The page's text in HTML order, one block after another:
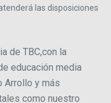
las disposiciones
de TBC,con la
educación media
Arrollo y más
como nuestro